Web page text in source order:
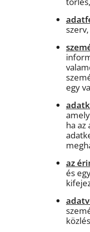
egy
ha az
az
és